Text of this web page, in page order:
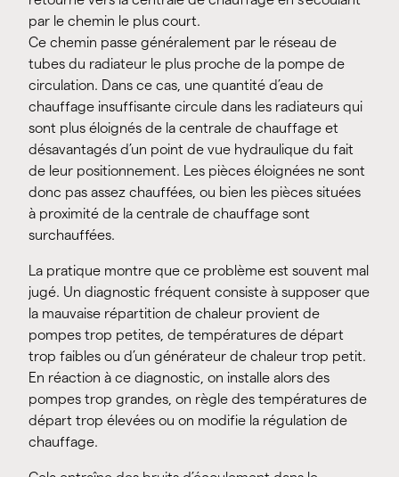
par le chemin le plus court.
Ce chemin passe généralement par le réseau de
tubes du radiateur le plus proche de la pompe de
circulation. Dans ce cas, une quantité d’eau de
chauffage insuffisante circule dans les radiateurs qui
sont plus éloignés de la centrale de chauffage et
désavantagés d’un point de vue hydraulique du fait
de leur positionnement. Les pièces éloignées ne sont
donc pas assez chauffées, ou bien les pièces situées
à proximité de la centrale de chauffage sont
surchauffées.
La pratique montre que ce problème est souvent mal
jugé. Un diagnostic fréquent consiste à supposer que
la mauvaise répartition de chaleur provient de
pompes trop petites, de températures de départ
trop faibles ou d’un générateur de chaleur trop petit.
En réaction à ce diagnostic, on installe alors des
pompes trop grandes, on règle des températures de
départ trop élevées ou on modifie la régulation de
chauffage.